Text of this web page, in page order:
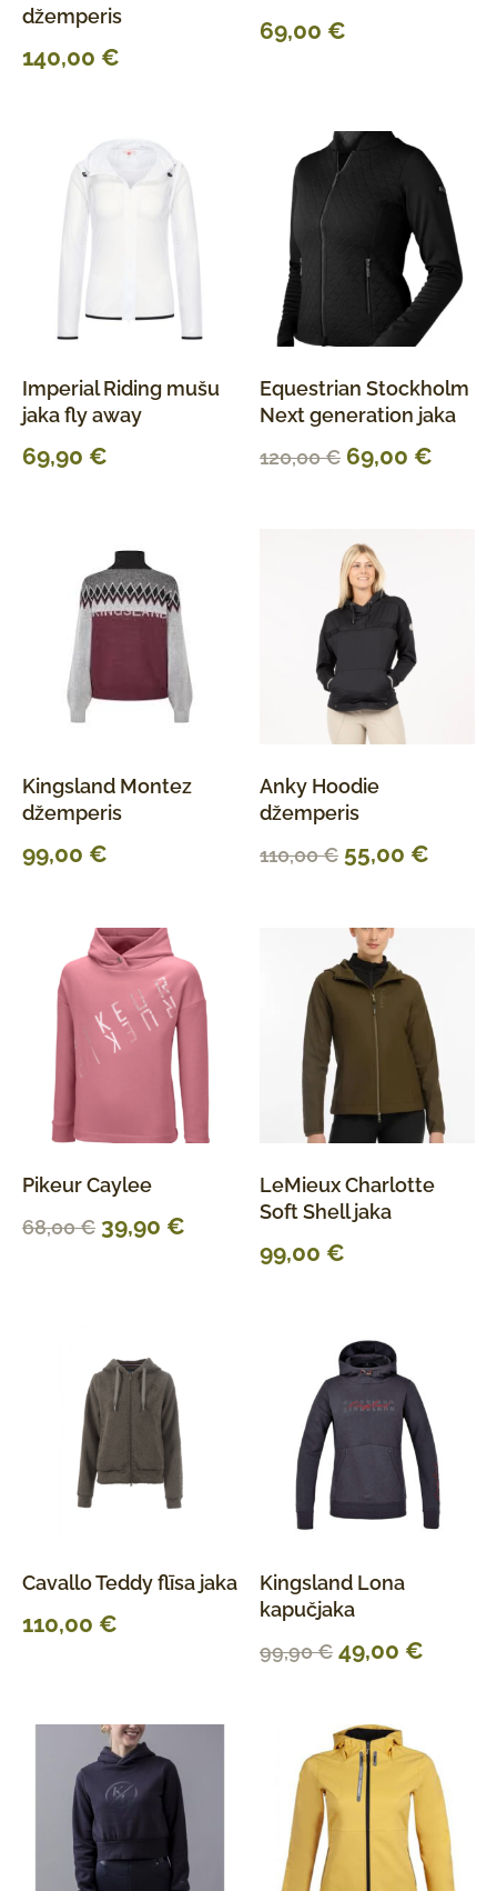
džemperis
140,00 €
69,00 €
Imperial Riding mušu
jaka fly away
69,90 €
Equestrian Stockholm
Next generation jaka
120,00€ 69,00 €
Kingsland Montez
džemperis
99,00 €
Anky Hoodie
džemperis
110,00€ 55,00 €
Pikeur Caylee
68,00€ 39,90 €
LeMieux Charlotte
Soft Shell jaka
99,00 €
Cavallo Teddy flīsa jaka
110,00 €
Kingsland Lona
kapučjaka
99,90€ 49,00 €